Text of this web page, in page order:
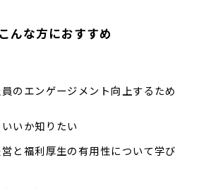
こんな方におすすめ
のエンゲージメント向上するため
いか知りたい
と福利厚生の有用性について学び